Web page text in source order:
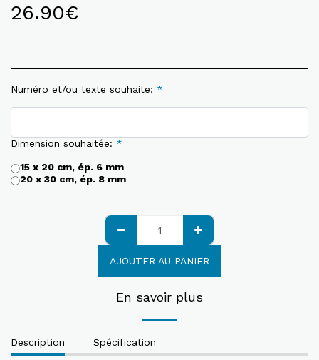
26.90€
Numéro et/ou texte souhaite: *
Dimension souhaitée: *
15 x 20 cm, ép. 6 mm
20 x 30 cm, ép. 8 mm
AJOUTER AU PANIER
En savoir plus
Description Spécification